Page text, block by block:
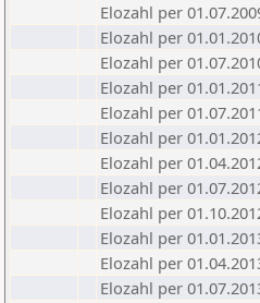
Elozahl per
Elozahl per
Elozahl per
Elozahl per
Elozahl per
Elozahl per
Elozahl per
Elozahl per
Elozahl per
Elozahl per
Elozahl per
Elozahl per